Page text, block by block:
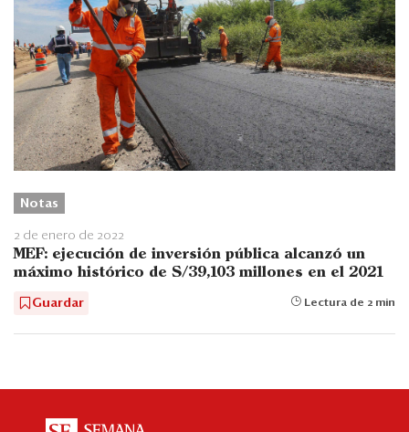
Notas
2 de enero de 2022
MEF: ejecución de inversión pública alcanzó un
máximo histórico de S/39,103 millones en el 2021
Guardar Lectura de 2 min